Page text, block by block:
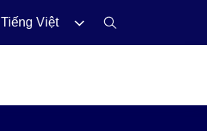
Tiếng Việt